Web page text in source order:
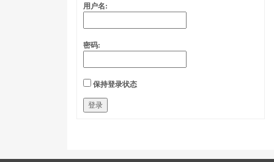
用户名:
密码:
保持登录状态
登录